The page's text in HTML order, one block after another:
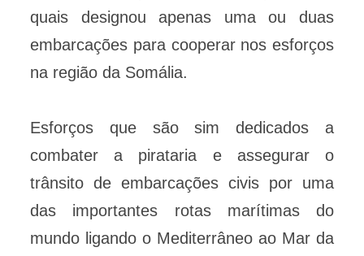
quais designou apenas uma ou duas
embarcações para cooperar nos esforços
na região da Somália.
Esforços que são sim dedicados a
combater a pirataria e assegurar o
trânsito de embarcações civis por uma
das importantes rotas marítimas do
mundo ligando o Mediterrâneo ao Mar da